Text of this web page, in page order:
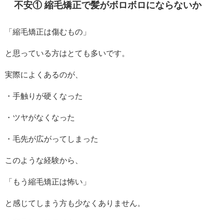
不安① 縮毛矯正で髪がボロボロにならないか
「縮毛矯正は傷むもの」
と思っている方はとても多いです。
実際によくあるのが、
・手触りが硬くなった
・ツヤがなくなった
・毛先が広がってしまった
このような経験から、
「もう縮毛矯正は怖い」
と感じてしまう方も少なくありません。